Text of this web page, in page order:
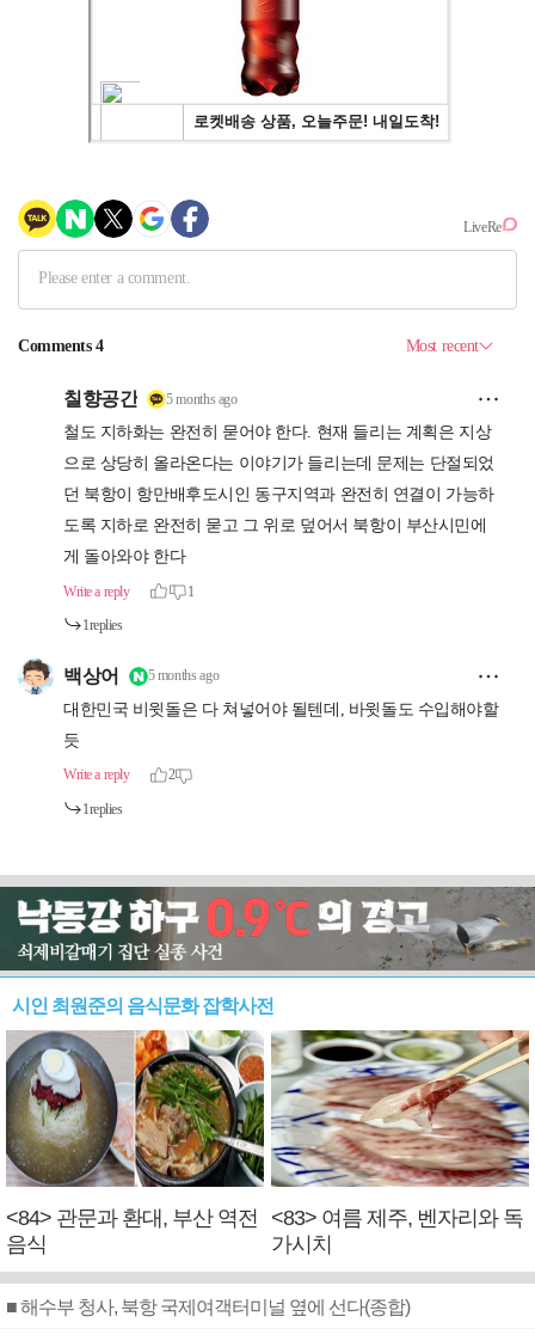
시인 최원준의 음식문화 잡학사전
<84> 관문과 환대, 부산 역전
음식
<83> 여름 제주, 벤자리와 독
가시치
■ 해수부 청사, 북항 국제여객터미널 옆에 선다(종합)